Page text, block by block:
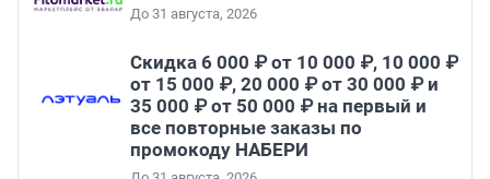
До 31 августа, 2026
Скидка 6 000 ₽ от 10 000 ₽, 10 000 ₽
от 15 000 ₽, 20 000 ₽ от 30 000 ₽ и
35 000 ₽ от 50 000 ₽ на первый и
все повторные заказы по
промокоду НАБЕРИ